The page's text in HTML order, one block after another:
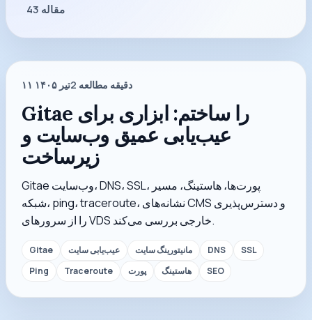
43 مقاله
۱۱ تیر ۱۴۰۵2 دقیقه مطالعه
Gitae را ساختم: ابزاری برای
عیب‌یابی عمیق وب‌سایت و
زیرساخت
Gitae وب‌سایت، DNS، SSL، پورت‌ها، هاستینگ، مسیر
شبکه، ping، traceroute، نشانه‌های CMS و دسترس‌پذیری
را از سرورهای VDS خارجی بررسی می‌کند.
Gitae عیب‌یابی سایت مانیتورینگ سایت DNS
SSL
Ping
Traceroute پورت هاستینگ SEO